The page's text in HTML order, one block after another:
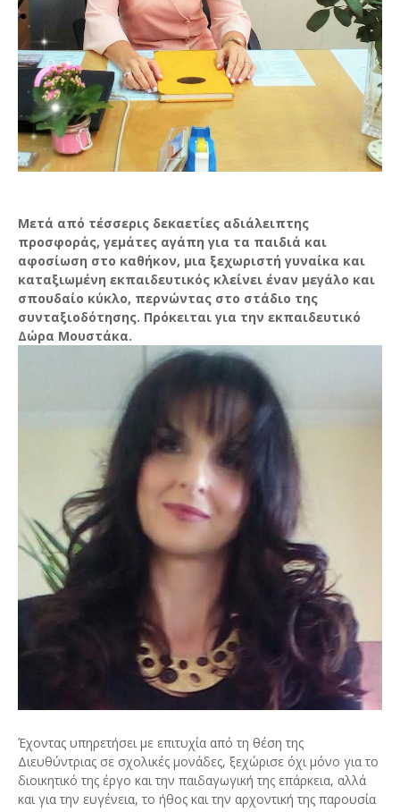
Μετά από τέσσερις δεκαετίες αδιάλειπτης
προσφοράς, γεμάτες αγάπη για τα παιδιά και
αφοσίωση στο καθήκον, μια ξεχωριστή γυναίκα και
καταξιωμένη εκπαιδευτικός κλείνει έναν μεγάλο και
σπουδαίο κύκλο, περνώντας στο στάδιο της
συνταξιοδότησης. Πρόκειται για την εκπαιδευτικό
Δώρα Μουστάκα.
Έχοντας υπηρετήσει με επιτυχία από τη θέση της
Διευθύντριας σε σχολικές μονάδες, ξεχώρισε όχι μόνο για το
διοικητικό της έργο και την παιδαγωγική της επάρκεια, αλλά
και για την ευγένεια, το ήθος και την αρχοντική της παρουσία